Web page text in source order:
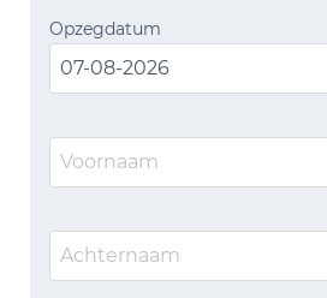
Opzegdatum